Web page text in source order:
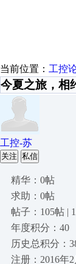
当前位置： 工控
今夏之旅，相
工控-苏
关注 私信
精华：0帖
求助：0帖
帖子：105帖 |
年度积分：40
历史总积分：
注册：2016年2